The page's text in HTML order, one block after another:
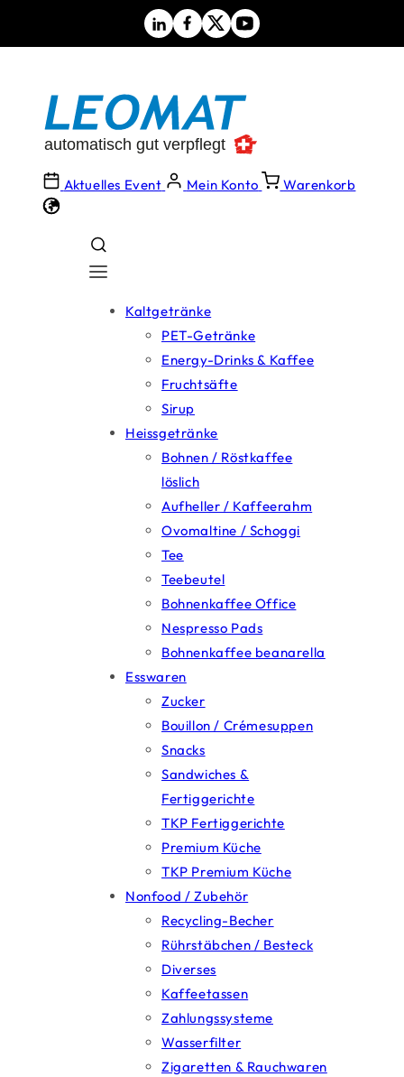
Aktuelles Event Mein Konto Warenkorb
Kaltgetränke
PET-Getränke
Energy-Drinks & Kaffee
Fruchtsäfte
Sirup
Heissgetränke
Bohnen / Röstkaffee
löslich
Aufheller / Kaffeerahm
Ovomaltine / Schoggi
Tee
Teebeutel
Bohnenkaffee Office
Nespresso Pads
Bohnenkaffee beanarella
Esswaren
Zucker
Bouillon / Crémesuppen
Snacks
Sandwiches &
Fertiggerichte
TKP Fertiggerichte
Premium Küche
TKP Premium Küche
Nonfood / Zubehör
Recycling-Becher
Rührstäbchen / Besteck
Diverses
Kaffeetassen
Zahlungssysteme
Wasserfilter
Zigaretten & Rauchwaren